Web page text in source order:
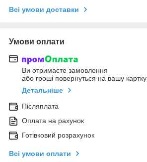
Всі умови доставки
Умови оплати
Ви отримаєте замовлення
або гроші повернуться на вашу картку
Детальніше
Післяплата
Оплата на рахунок
Готівковий розрахунок
Всі умови оплати